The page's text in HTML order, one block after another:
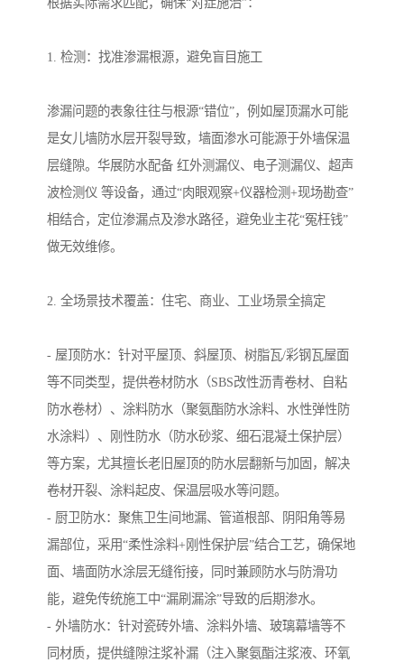
根据实际需求匹配，确保“对症施治”：
1. 检测：找准渗漏根源，避免盲目施工
渗漏问题的表象往往与根源“错位”，例如屋顶漏水可能
是女儿墙防水层开裂导致，墙面渗水可能源于外墙保温
层缝隙。华展防水配备 红外测漏仪、电子测漏仪、超声
波检测仪 等设备，通过“肉眼观察+仪器检测+现场勘查”
相结合，定位渗漏点及渗水路径，避免业主花“冤枉钱”
做无效维修。
2. 全场景技术覆盖：住宅、商业、工业场景全搞定
- 屋顶防水：针对平屋顶、斜屋顶、树脂瓦/彩钢瓦屋面
等不同类型，提供卷材防水（SBS改性沥青卷材、自粘
防水卷材）、涂料防水（聚氨酯防水涂料、水性弹性防
水涂料）、刚性防水（防水砂浆、细石混凝土保护层）
等方案，尤其擅长老旧屋顶的防水层翻新与加固，解决
卷材开裂、涂料起皮、保温层吸水等问题。
- 厨卫防水：聚焦卫生间地漏、管道根部、阴阳角等易
漏部位，采用“柔性涂料+刚性保护层”结合工艺，确保地
面、墙面防水涂层无缝衔接，同时兼顾防水与防滑功
能，避免传统施工中“漏刷漏涂”导致的后期渗水。
- 外墙防水：针对瓷砖外墙、涂料外墙、玻璃幕墙等不
同材质，提供缝隙注浆补漏（注入聚氨酯注浆液、环氧